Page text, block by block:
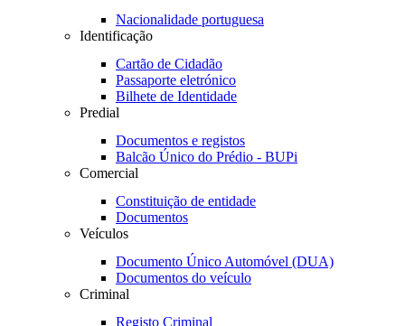
Nacionalidade portuguesa
Identificação
Cartão de Cidadão
Passaporte eletrónico
Bilhete de Identidade
Predial
Documentos e registos
Balcão Único do Prédio - BUPi
Comercial
Constituição de entidade
Documentos
Veículos
Documento Único Automóvel (DUA)
Documentos do veículo
Criminal
Registo Criminal